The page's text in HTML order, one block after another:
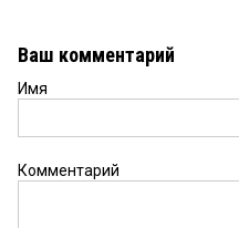
Ваш комментарий
Имя
Комментарий